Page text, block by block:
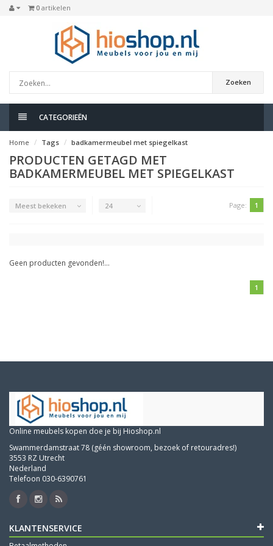
0 artikelen
Zoeken
CATEGORIEËN
Home Tags badkamermeubel met spiegelkast
PRODUCTEN GETAGD MET
BADKAMERMEUBEL MET SPIEGELKAST
Meest bekeken 24 Page: 1
Geen producten gevonden!...
1
Online meubels kopen doe je bij Hioshop.nl
Swammerdamstraat 78 (géén showroom, bezoek of retouradres!)
3553 RZ Utrecht
Nederland
Telefoon 030-6390761
KLANTENSERVICE